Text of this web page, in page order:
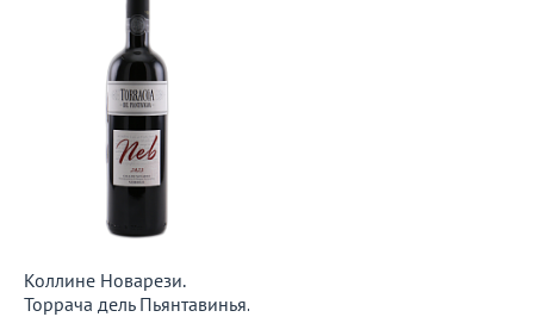
Коллине Новарези.
Торрача дель Пьянтавинья.